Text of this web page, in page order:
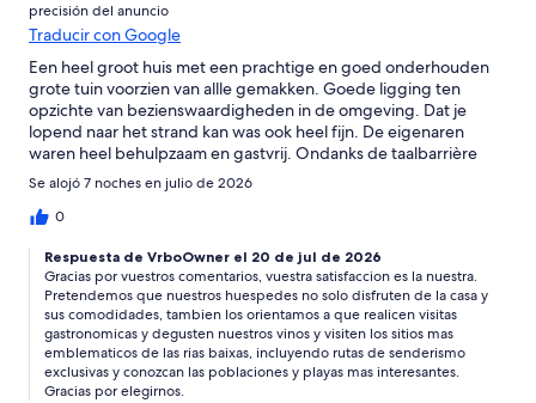
precisión del anuncio
Traducir con Google
Een heel groot huis met een prachtige en goed onderhouden
grote tuin voorzien van allle gemakken. Goede ligging ten
opzichte van bezienswaardigheden in de omgeving. Dat je
lopend naar het strand kan was ook heel fijn. De eigenaren
waren heel behulpzaam en gastvrij. Ondanks de taalbarrière
verliep de communicatie met hen uitstekend. We hebben erg
genoten en zouden hier zeker terug willen komen.
Se alojó 7 noches en julio de 2026
0
Respuesta de VrboOwner el 20 de jul de 2026
Gracias por vuestros comentarios, vuestra satisfaccion es la nuestra.
Pretendemos que nuestros huespedes no solo disfruten de la casa y
sus comodidades, tambien los orientamos a que realicen visitas
gastronomicas y degusten nuestros vinos y visiten los sitios mas
emblematicos de las rias baixas, incluyendo rutas de senderismo
exclusivas y conozcan las poblaciones y playas mas interesantes.
Gracias por elegirnos.